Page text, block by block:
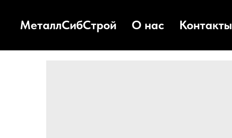
МеталлСибСтрой О нас Контакты